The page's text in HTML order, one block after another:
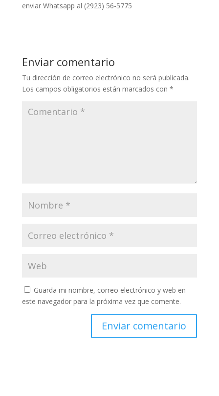
enviar Whatsapp al (2923) 56-5775
Enviar comentario
Tu dirección de correo electrónico no será publicada.
Los campos obligatorios están marcados con *
Guarda mi nombre, correo electrónico y web en
este navegador para la próxima vez que comente.